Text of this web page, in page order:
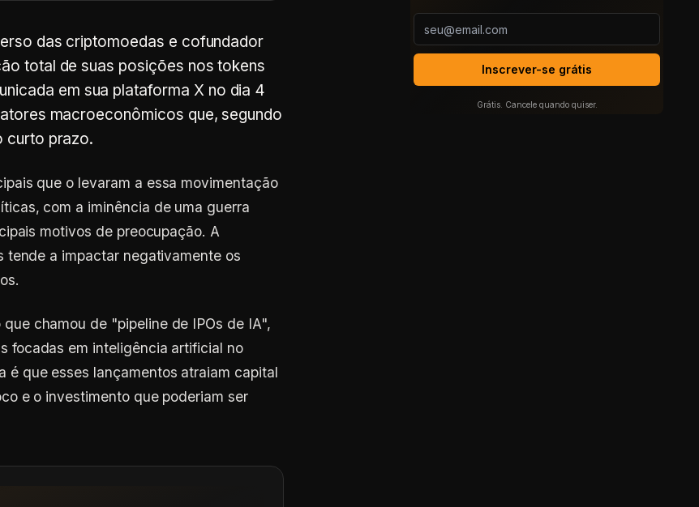
das criptomoedas e cofundador
total de suas posições nos tokens
em sua plataforma X no dia 4
macroeconômicos que, segundo
curto prazo.
que o levaram a essa movimentação
com a iminência de uma guerra
motivos de preocupação. A
a impactar negativamente os
chamou de "pipeline de IPOs de IA",
focadas em inteligência artificial no
que esses lançamentos atraiam capital
e o investimento que poderiam ser
Inscrever-se grátis
Grátis. Cancele quando quiser.